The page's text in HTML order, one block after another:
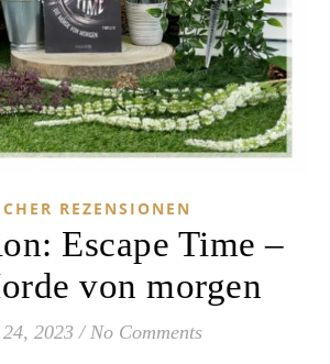
REZENSIONEN
Escape Time –
von morgen
2023 / No Comments